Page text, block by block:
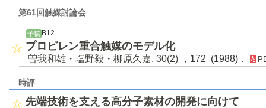
第61回触媒討論会
予稿B12
プロピレン重合触媒のモデル化
曽我和雄 ・ 塩野毅 ・ 柳原久嘉, 30(2) ，172 (1988)．
時評
先端技術を支える高分子素材の開発に向けて